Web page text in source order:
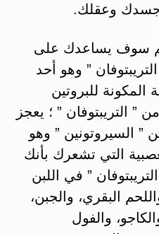
جسدك وعقلك.
سوف يساعدك على
” وهو أحد
المكونة للبروتين
” التريبتوفان ” ؛ يعجز
” السيروتونين ” وهو
التي تشعرك بأنك
” في اللبن
البقري، والجبن،
والفول